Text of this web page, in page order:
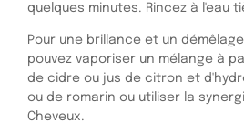
quelques minutes. Rincez à l'eau
Pour une brillance et un
pouvez vaporiser un mélange à
de cidre ou jus de citron et
ou de romarin ou utiliser la
Cheveux.